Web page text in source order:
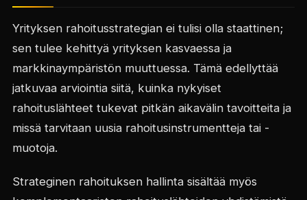
Yrityksen rahoitusstrategian ei tulisi olla staattinen;
sen tulee kehittyä yrityksen kasvaessa ja
markkinaympäristön muuttuessa. Tämä edellyttää
jatkuvaa arviointia siitä, kuinka nykyiset
rahoituslähteet tukevat pitkän aikavälin tavoitteita ja
missä tarvitaan uusia rahoitusinstrumentteja tai -
muotoja.
Strateginen rahoituksen hallinta sisältää myös